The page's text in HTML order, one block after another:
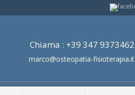
Chiama : +39 347 9373462
marco@osteopatia-fisioterapia.it